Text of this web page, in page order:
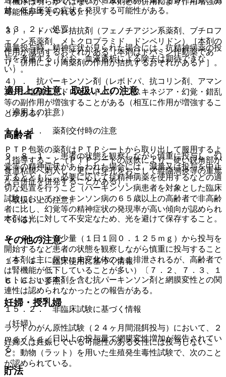
越、低血圧等の症状を発現する可能性がある。
１３．２． 処置
過量投与時、精神症状が見られた場合には、抗精神病薬の投
与を考慮する（なお、血液透析による除去は期待できな
い）。
適用上の注意、取扱い上の注意
（適用上の注意）
１４．１． 薬剤交付時の注意
ＰＴＰ包装の薬剤はＰＴＰシートから取り出して服用するよ
う指導すること（ＰＴＰシートの誤飲により、硬い鋭角部が
食道粘膜へ刺入し、更には穿孔をおこして縦隔洞炎等の重篤
な合併症を併発することがある）。
（取扱い上の注意）
本剤は光に対して不安定なため、光を避けて保存すること。
その他の注意
１５．１． 臨床使用に基づく情報
ヒトにおいて本剤を含む抗パーキンソン剤と網膜変性との関
連性は認められなかったとの報告がある。
１５．２． 非臨床試験に基づく情報
ラットのがん原性試験（２４ヶ月間混餌投与）において、２
ｍｇ／ｋｇ／日以上の投与量で網膜変性増加が報告されてい
る。
貯法
可能性が考えられる）］。
３）． ドパミン拮抗剤（フェノチアジン系薬剤、ブチロフ
ェノン系薬剤、メトクロプラミド、ドンペリドン）［本剤の
作用が減弱するおそれがある（本剤はドパミン作動薬であ
り、併用により両薬剤の作用が拮抗するおそれがある）］。
４）． 抗パーキンソン剤（レボドパ、抗コリン剤、アマン
タジン塩酸塩、ドロキシドパ）［ジスキネジア・幻覚・錯乱
等の副作用が増強することがある（相互に作用が増強するこ
とがある）］。
高齢者
９．８．１． 患者の状態を観察しながら慎重に投与し、幻
覚等の精神症状があらわれた場合には、減量又は投与を中止
するとともに、必要に応じて抗精神病薬を使用するなどの適
切な処置を行うこと（パーキンソン病患者を対象とした臨床
試験においてパーキンソン病の６５歳以上の高齢者で非高齢
者に比し、幻覚等の精神症状の発現率が高い傾向が認められ
ている）。
９．８．２． 少量（１日１回０．１２５ｍｇ）から投与を
開始するなど患者の状態を観察しながら慎重に投与すること
（本剤は主に尿中に未変化体のまま排泄されるが、高齢者で
は腎機能が低下していることが多い）〔７．２、７．３、１
６．６．１参照〕。
妊婦・授乳婦
（妊婦）
妊婦又は妊娠している可能性のある女性には投与しないこ
と。動物（ラット）を用いた生殖発生毒性試験で、次のこと
が認められている。